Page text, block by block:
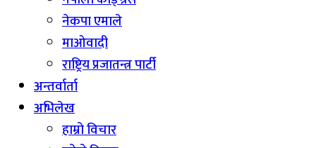
नेकपा एमाले
माओवादी
राष्ट्रिय प्रजातन्त्र पार्टी
अन्तर्वार्ता
अभिलेख
हाम्रो विचार